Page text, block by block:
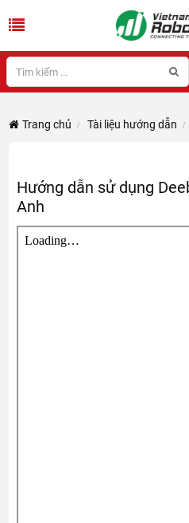
Trang chủ Tài liệu hướng dẫn
Hướng dẫn sử dụng
Anh